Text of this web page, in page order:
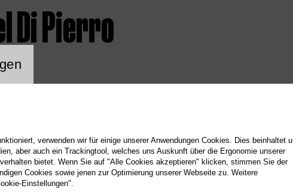
Di Pierro
Cookie
verwenden wir für einige unserer Anwendungen Cookies. Dies beinhaltet u.
aber auch ein Trackingtool, welches uns Auskunft über die Ergonomie unserer
bietet. Wenn Sie auf "Alle Cookies akzeptieren" klicken, stimmen Sie der
Cookies sowie jenen zur Optimierung unserer Webseite zu. Weitere
Einstellungen".